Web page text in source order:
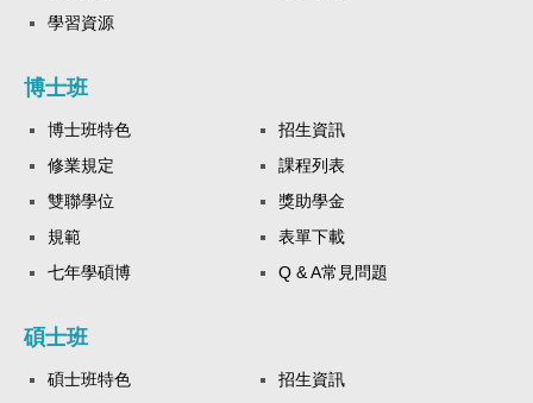
學習資源
博士班
博士班特色
招生資訊
修業規定
課程列表
雙聯學位
獎助學金
規範
表單下載
七年學碩博
Q & A常見問題
碩士班
碩士班特色
招生資訊